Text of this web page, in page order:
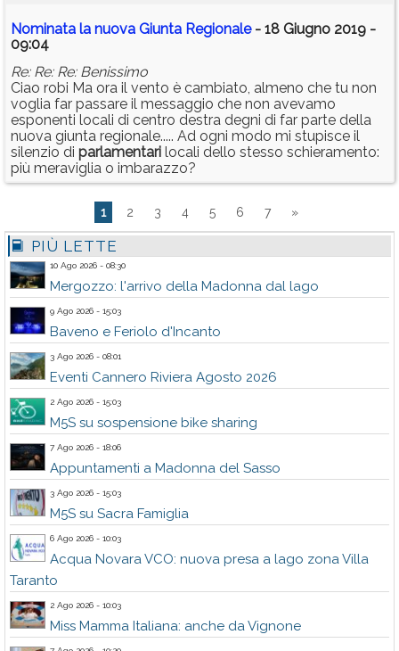
Nominata la nuova Giunta Regionale- 18 Giugno 2019 -
09:04
Re: Re: Re: Benissimo
Ciao robi Ma ora il vento è cambiato, almeno che tu non
voglia far passare il messaggio che non avevamo
esponenti locali di centro destra degni di far parte della
nuova giunta regionale..... Ad ogni modo mi stupisce il
silenzio di parlamentari locali dello stesso schieramento:
più meraviglia o imbarazzo?
1 2 3 4 5 6 7 »
PIÙ LETTE
10 Ago 2026 - 08:30
Mergozzo: l'arrivo della Madonna dal lago
9 Ago 2026 - 15:03
Baveno e Feriolo d'Incanto
3 Ago 2026 - 08:01
Eventi Cannero Riviera Agosto 2026
2 Ago 2026 - 15:03
M5S su sospensione bike sharing
7 Ago 2026 - 18:06
Appuntamenti a Madonna del Sasso
3 Ago 2026 - 15:03
M5S su Sacra Famiglia
6 Ago 2026 - 10:03
Acqua Novara VCO: nuova presa a lago zona Villa
Taranto
2 Ago 2026 - 10:03
Miss Mamma Italiana: anche da Vignone